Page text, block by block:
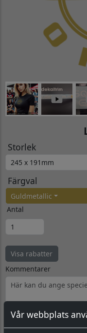
Vår webbplats
Storlek
Färgval
Guldmetallic
Antal
Visa rabatter
Kommentarer